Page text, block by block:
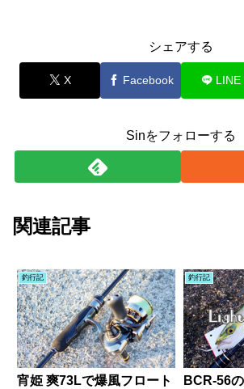
シェアする
X Facebook LINE
Sinをフォローする
関連記事
釣行記
宵姫 爽73Lで爆風フロート
釣行記
BCR-56